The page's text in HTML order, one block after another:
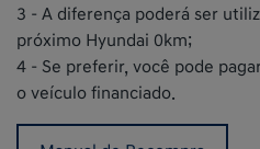
3 - A diferença poderá ser
próximo Hyundai 0km;
4 - Se preferir, você pode
o veículo financiado.